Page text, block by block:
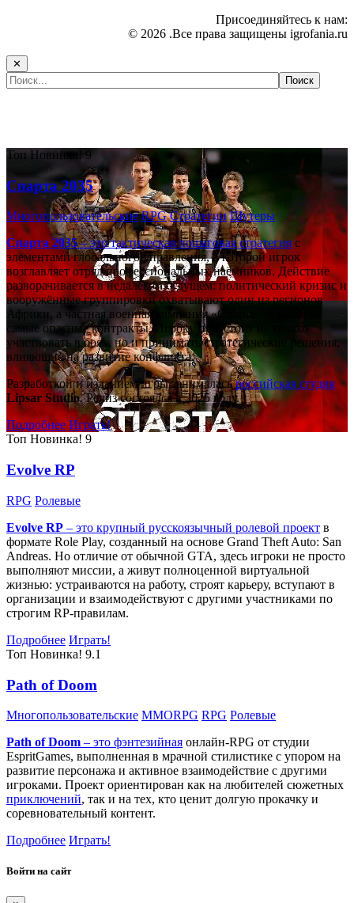
Присоединяйтесь к нам:
© 2026 .Все права защищены igrofania.ru
✕
Топ Новинка! 9
Спарта 2035
Многопользовательские RPG Стратегии Шутеры
Спарта 2035– это тактическаяпошаговая стратегияс
элементами глобального управления, в которой игрок
возглавляет отряд профессиональных наёмников. Действие
разворачивается в недалёком будущем: политический кризис и
вооружённые группировки охватывают один из регионов
Африки, а частная военная компания «Спарта» берётся за
самые опасные контракты. Игроку предстоит не только
участвовать в боях, но и принимать стратегические решения,
влияющие на развитие конфликта.
Разработкой и изданием игры занималасьроссийская студия
Lipsar Studio. Релиз состоялся в 2025 году.
Подробнее Играть!
Топ Новинка! 9
Evolve RP
RPG Ролевые
Evolve RP – это крупный русскоязычный ролевой проект в
формате Role Play, созданный на основе Grand Theft Auto: San
Andreas. Но отличие от обычной GTA, здесь игроки не просто
выполняют миссии, а живут полноценной виртуальной
жизнью: устраиваются на работу, строят карьеру, вступают в
организации и взаимодействуют с другими участниками по
строгим RP-правилам.
Подробнее Играть!
Топ Новинка! 9.1
Path of Doom
Многопользовательские MMORPG RPG Ролевые
Path of Doom – это фэнтезийная онлайн-RPG от студии
EspritGames, выполненная в мрачной стилистике с упором на
развитие персонажа и активное взаимодействие с другими
игроками. Проект ориентирован как на любителей сюжетных
приключений, так и на тех, кто ценит долгую прокачку и
соревновательный контент.
Подробнее Играть!
Войти на сайт